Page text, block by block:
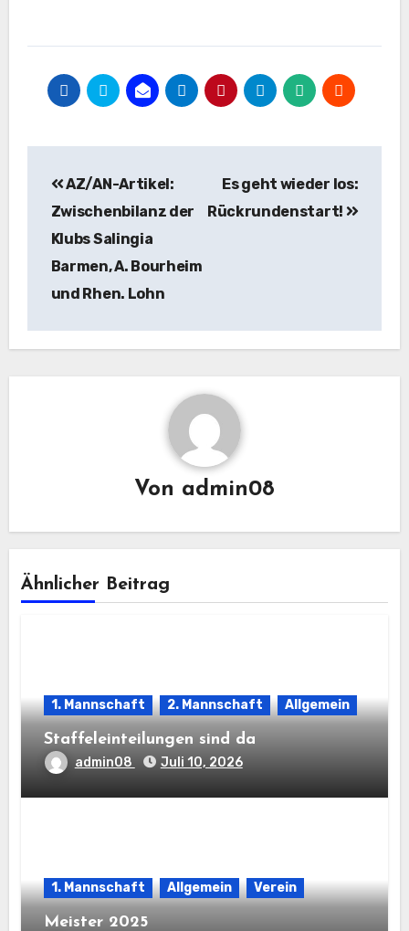
AZ/AN-Artikel:
Zwischenbilanz der
Klubs Salingia
Barmen, A. Bourheim
und Rhen. Lohn
Es geht wieder los:
Rückrundenstart!
Von admin08
Ähnlicher Beitrag
1. Mannschaft 2. Mannschaft Allgemein
Staffeleinteilungen sind da
admin08 Juli 10, 2026
1. Mannschaft Allgemein Verein
Meister 2025